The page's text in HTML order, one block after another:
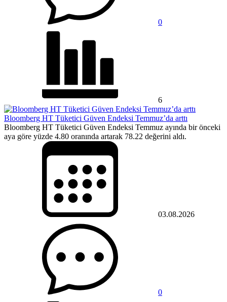
0
6
Bloomberg HT Tüketici Güven Endeksi Temmuz’da arttı
Bloomberg HT Tüketici Güven Endeksi Temmuz ayında bir önceki
aya göre yüzde 4.80 oranında artarak 78.22 değerini aldı.
03.08.2026
0